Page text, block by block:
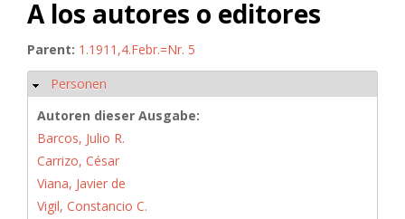
A los autores o editores
Parent: 1.1911,4.Febr.=Nr. 5
Hide
Personen
Autoren dieser Ausgabe:
Barcos, Julio R.
Carrizo, César
Viana, Javier de
Vigil, Constancio C.